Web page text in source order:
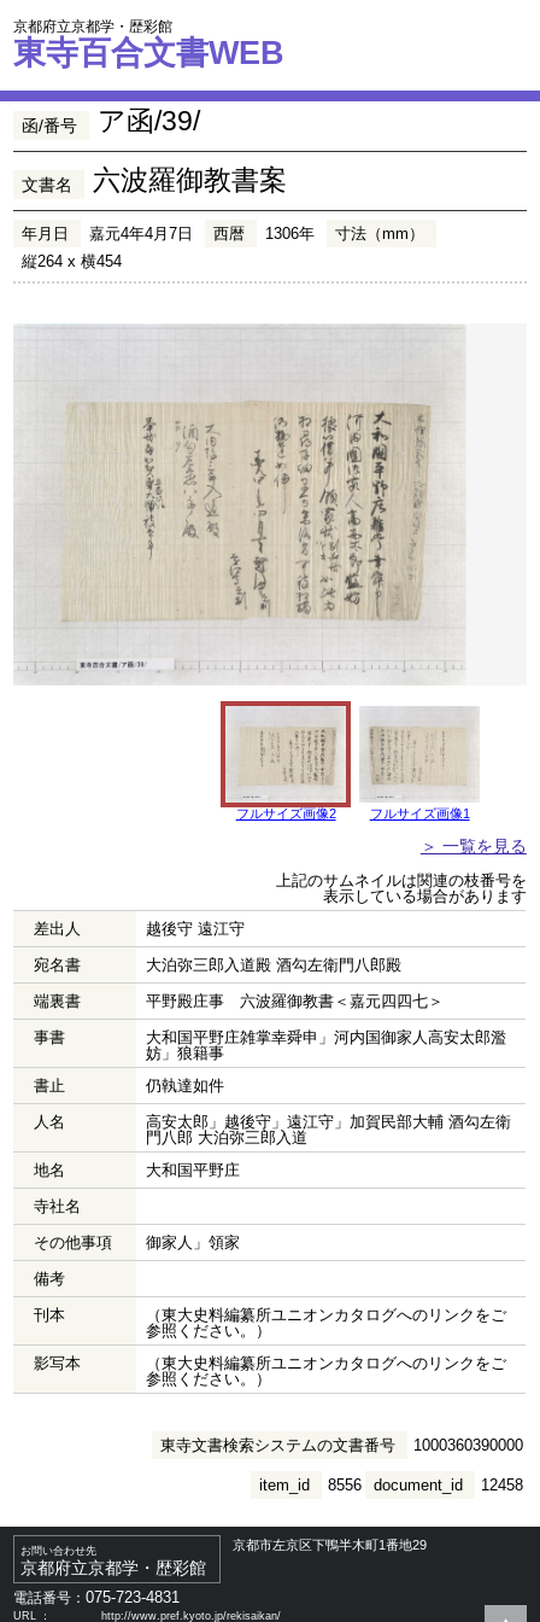
京都府立京都学・歴彩館
東寺百合文書WEB
函/番号 ア函/39/
文書名 六波羅御教書案
年月日 嘉元4年4月7日 西暦 1306年
寸法（mm）
縦264 x 横454
フルサイズ画像2 フルサイズ画像1
＞ 一覧を見る
上記のサムネイルは関連の枝番号を
表示している場合があります
差出人
越後守 遠江守
宛名書
大泊弥三郎入道殿 酒勾左衛門八郎殿
端裏書
平野殿庄事 六波羅御教書＜嘉元四四七＞
事書
大和国平野庄雑掌幸舜申」河内国御家人高安太郎濫
妨」狼籍事
書止
仍執達如件
人名
高安太郎」越後守」遠江守」加賀民部大輔 酒勾左衛
門八郎 大泊弥三郎入道
地名
大和国平野庄
寺社名
その他事項
御家人」領家
備考
刊本
（東大史料編纂所ユニオンカタログへのリンクをご
参照ください。）
影写本
（東大史料編纂所ユニオンカタログへのリンクをご
参照ください。）
東寺文書検索システムの文書番号 1000360390000
document_id 12458
item_id 8556
お問い合わせ先
京都府立京都学・歴彩館
京都市左京区下鴨半木町1番地29
電話番号：075-723-4831
URL ： http://www.pref.kyoto.jp/rekisaikan/